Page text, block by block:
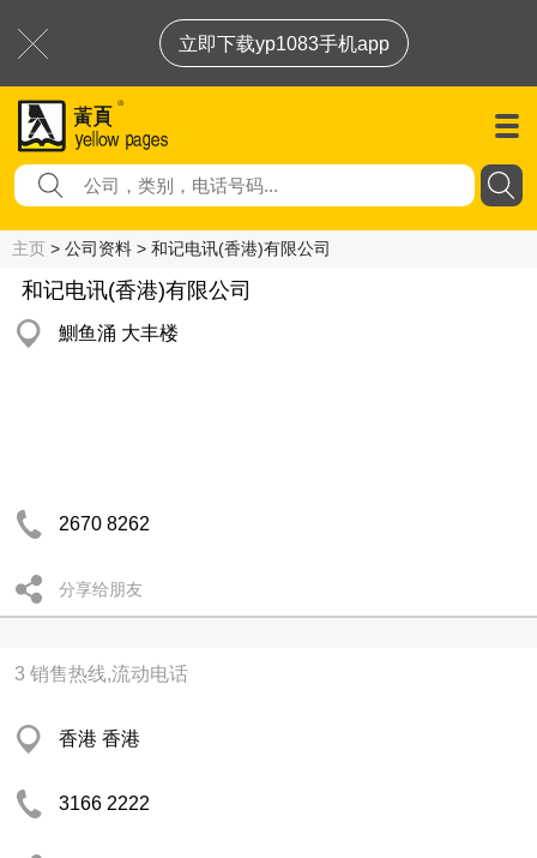
立即下载yp1083手机app
主页 > 公司资料 > 和记电讯(香港)有限公司
和记电讯(香港)有限公司
鰂鱼涌 大丰楼
2670 8262
分享给朋友
3 销售热线,流动电话
香港 香港
3166 2222